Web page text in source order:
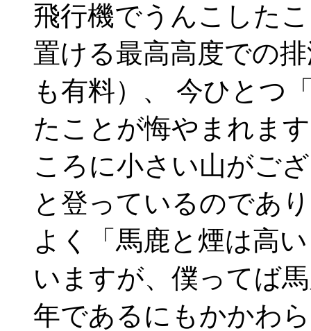
飛行機でうんこした
置ける最高高度での
も有料）、 今ひとつ
たことが悔やまれま
ころに小さい山がご
と登っているのであ
よく「馬鹿と煙は高
いますが、僕ってば
年であるにもかかわ